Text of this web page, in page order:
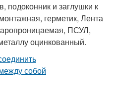
подоконник и заглушки к
герметик, Лента
ПСУЛ,
оцинкованный.